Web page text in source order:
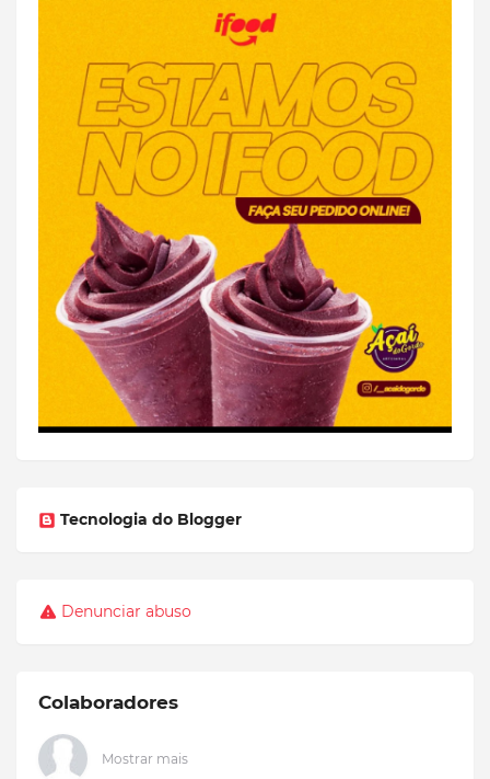
Tecnologia do Blogger
Denunciar abuso
Colaboradores
Mostrar mais